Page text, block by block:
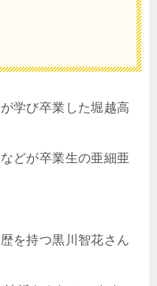
学び卒業した堀越高
どが卒業生の亜細亜
を持つ黒川智花さん